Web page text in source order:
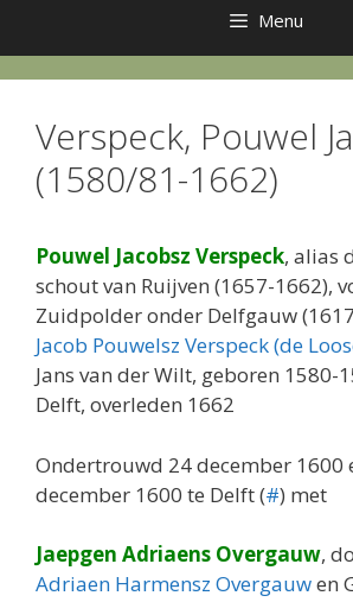
Menu
Verspeck, Pouwel
(1580/81-1662)
Pouwel Jacobsz Verspeck, alias
schout van Ruijven (1657-1662),
Zuidpolder onder Delfgauw
Jacob Pouwelsz Verspeck (de
Jans van der Wilt, geboren 1580-
Delft, overleden 1662
Ondertrouwd 24 december 1600
december 1600 te Delft (#) met
Jaepgen Adriaens Overgauw,
Adriaen Harmensz Overgauwen